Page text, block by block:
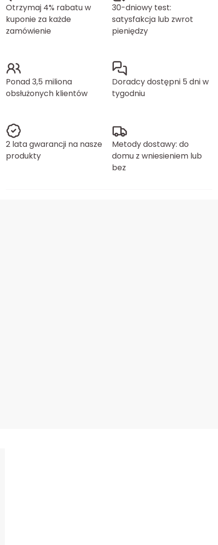
Otrzymaj 4% rabatu w
kuponie za każde
zamówienie
30-dniowy test:
satysfakcja lub zwrot
pieniędzy
Ponad 3,5 miliona
obsłużonych klientów
Doradcy dostępni 5 dni w
tygodniu
2 lata gwarancji na nasze
produkty
Metody dostawy: do
domu z wniesieniem lub
bez